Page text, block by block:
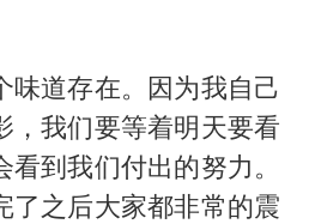
味道存在。因为我自己
，我们要等着明天要看
到我们付出的努力。
了之后大家都非常的震